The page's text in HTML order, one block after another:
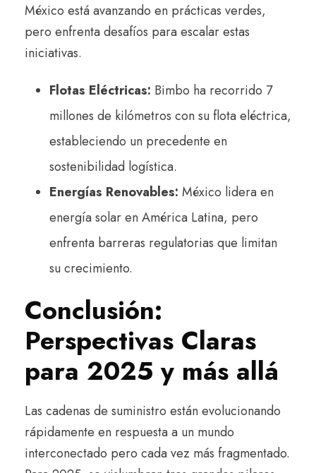
México está avanzando en prácticas verdes,
pero enfrenta desafíos para escalar estas
iniciativas.
Flotas Eléctricas: Bimbo ha recorrido 7
millones de kilómetros con su flota eléctrica,
estableciendo un precedente en
sostenibilidad logística.
Energías Renovables: México lidera en
energía solar en América Latina, pero
enfrenta barreras regulatorias que limitan
su crecimiento.
Conclusión:
Perspectivas Claras
para 2025 y más allá
Las cadenas de suministro están evolucionando
rápidamente en respuesta a un mundo
interconectado pero cada vez más fragmentado.